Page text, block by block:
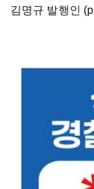
김명규 발행인